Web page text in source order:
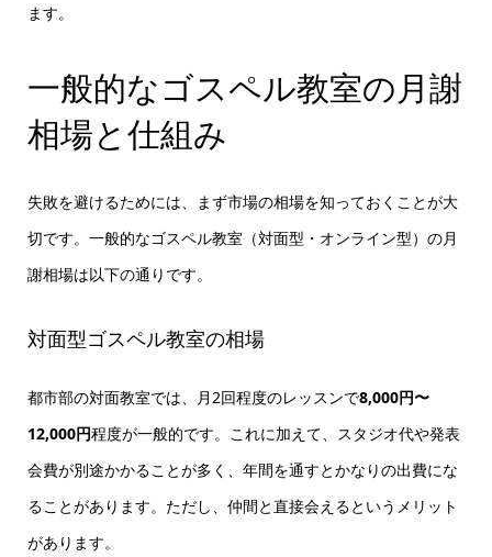
ます。
一般的なゴスペル教室の月謝
相場と仕組み
失敗を避けるためには、まず市場の相場を知っておくことが大
切です。一般的なゴスペル教室（対面型・オンライン型）の月
謝相場は以下の通りです。
対面型ゴスペル教室の相場
都市部の対面教室では、月2回程度のレッスンで8,000円〜
12,000円程度が一般的です。これに加えて、スタジオ代や発表
会費が別途かかることが多く、年間を通すとかなりの出費にな
ることがあります。ただし、仲間と直接会えるというメリット
があります。